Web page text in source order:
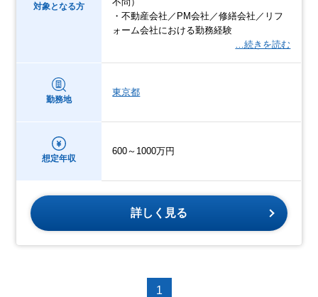
対象となる方
・不動産会社／PM会社／修繕会社／リフ
ォーム会社における勤務経験
…続きを読む
勤務地
東京都
想定年収
600～1000万円
詳しく見る
1